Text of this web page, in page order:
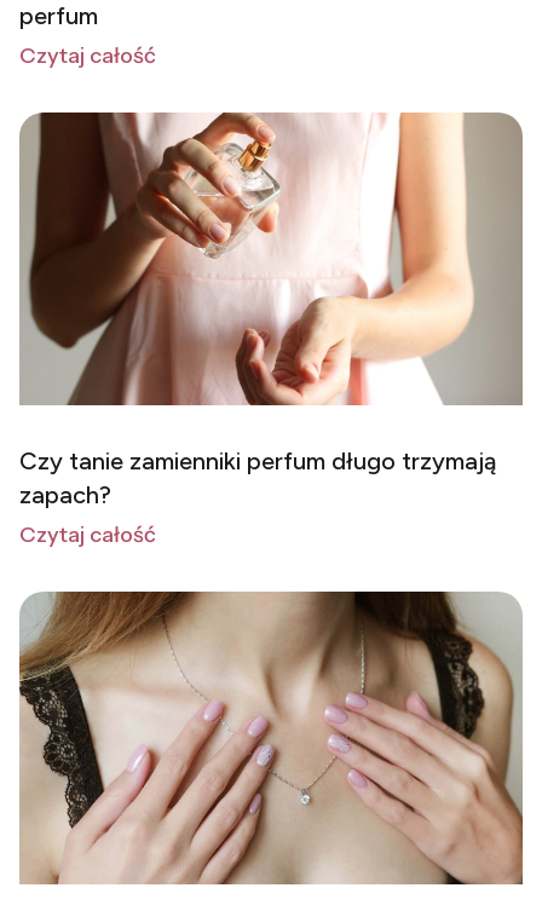
perfum
Czytaj całość
Czy tanie zamienniki perfum długo trzymają
zapach?
Czytaj całość